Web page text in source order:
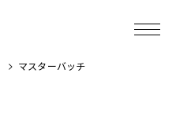
マスターバッチ